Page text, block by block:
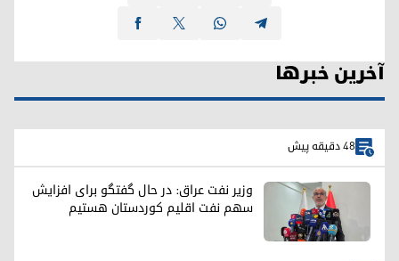
آخرین خبرها
48 دقیقه پیش
وزیر نفت عراق: در حال گفتگو برای افزایش
سهم نفت اقلیم کوردستان هستیم